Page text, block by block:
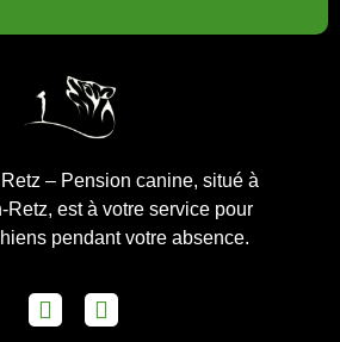
– Pension canine, situé à
Retz, est à votre service pour
pendant votre absence.